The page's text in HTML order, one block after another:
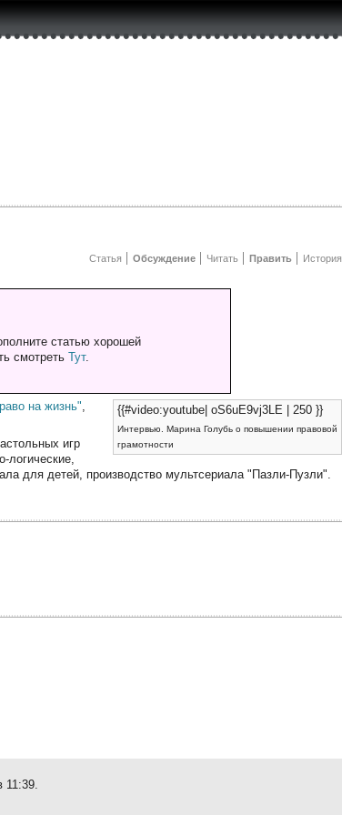
Статья Обсуждение Читать Править История
статью хорошей
смотреть Тут.
{{#video:youtube| oS6uE9vj3LE | 250 }}
Интервью. Марина Голубь о повышении правовой
грамотности
на жизнь",
игр
логические,
для детей, производство мультсериала "Пазли-Пузли".
11:39.